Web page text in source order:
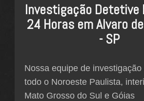
Investigação
24 Horas em Alvaro
- SP
Nossa equipe de investigação
todo o Noroeste Paulista,
Mato Grosso do Sul e Góias